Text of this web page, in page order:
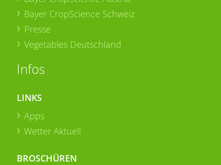
Bayer CropScience Schweiz
Presse
Vegetables Deutschland
Infos
LINKS
Apps
Wetter Aktuell
BROSCHÜREN